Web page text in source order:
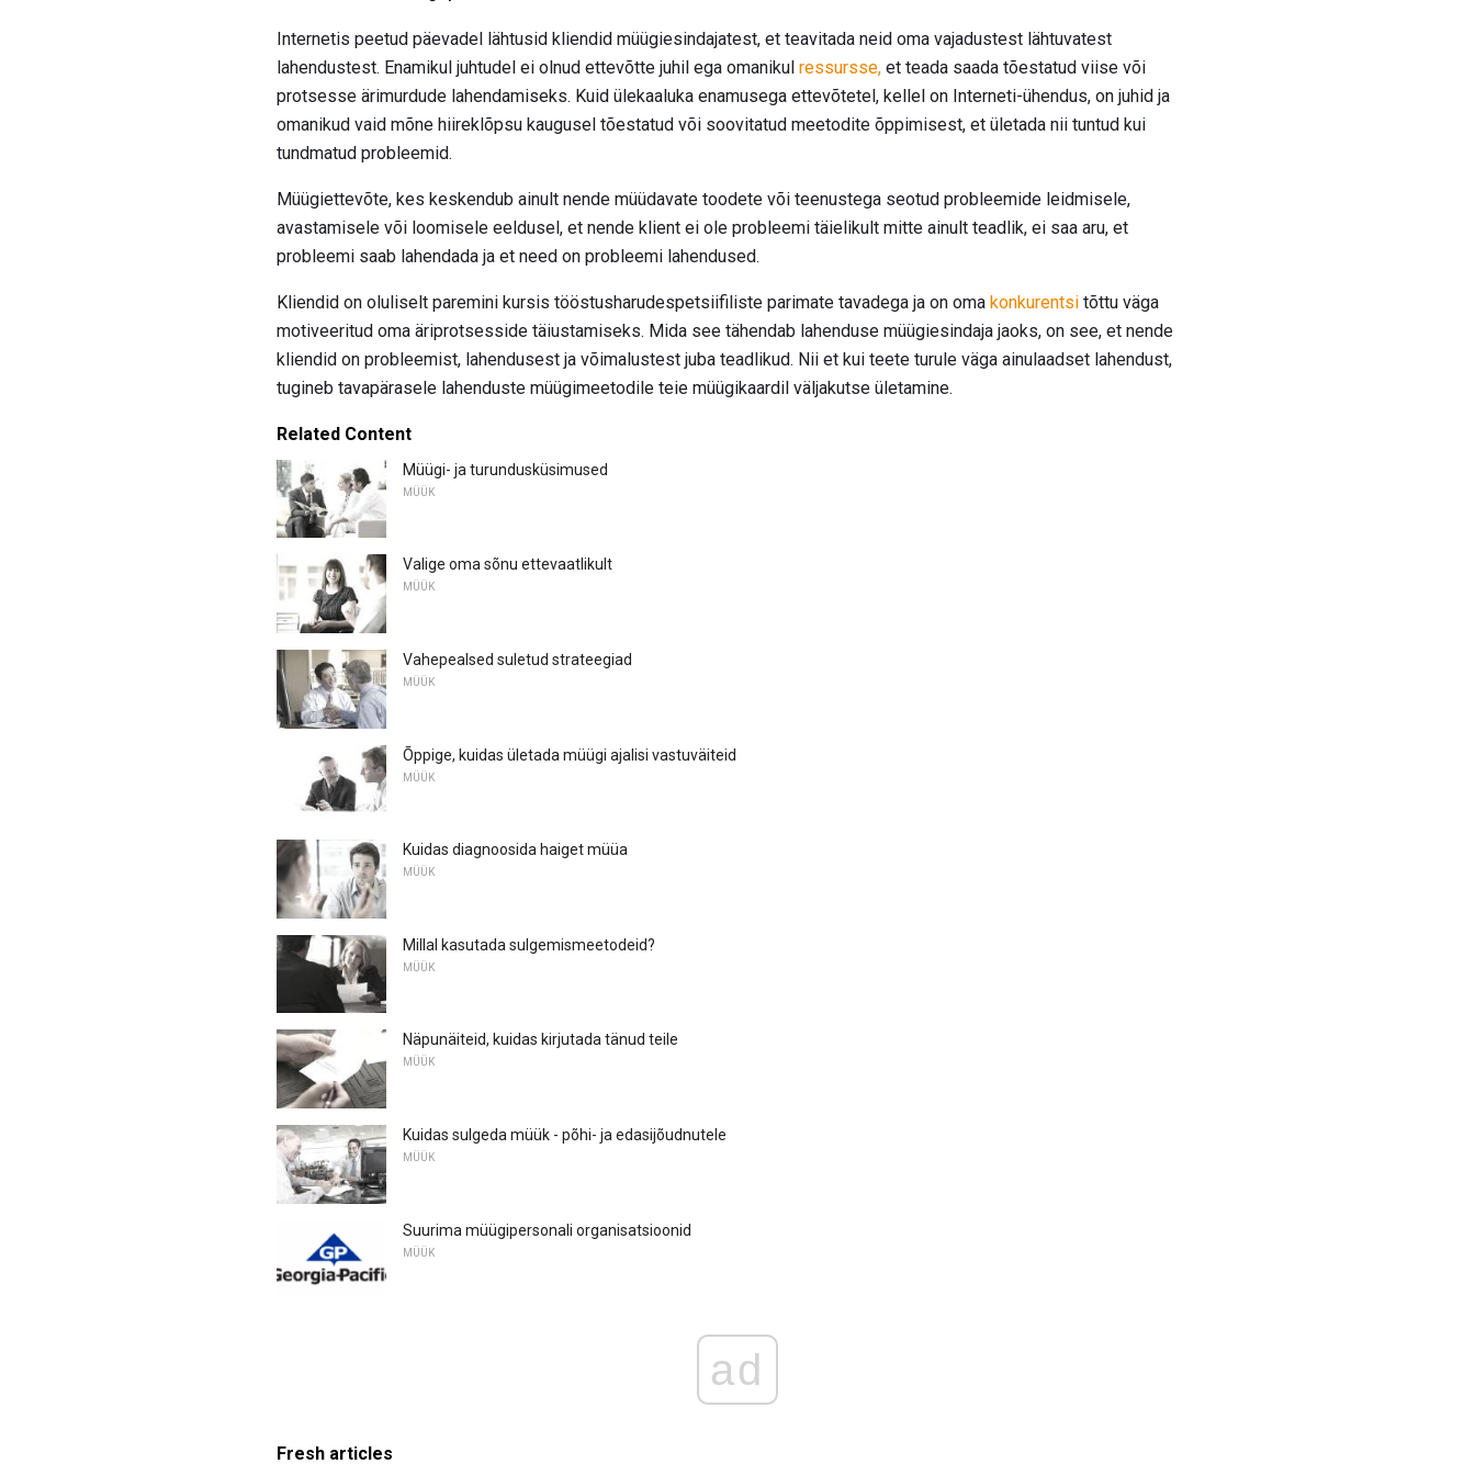
Internetis peetud päevadel lähtusid kliendid müügiesindajatest, et teavitada neid oma vajadustest lähtuvatest
lahendustest. Enamikul juhtudel ei olnud ettevõtte juhil ega omanikul ressursse, et teada saada tõestatud viise või
protsesse ärimurdude lahendamiseks. Kuid ülekaaluka enamusega ettevõtetel, kellel on Interneti-ühendus, on juhid ja
omanikud vaid mõne hiireklõpsu kaugusel tõestatud või soovitatud meetodite õppimisest, et ületada nii tuntud kui
tundmatud probleemid.
Müügiettevõte, kes keskendub ainult nende müüdavate toodete või teenustega seotud probleemide leidmisele,
avastamisele või loomisele eeldusel, et nende klient ei ole probleemi täielikult mitte ainult teadlik, ei saa aru, et
probleemi saab lahendada ja et need on probleemi lahendused.
Kliendid on oluliselt paremini kursis tööstusharudespetsiifiliste parimate tavadega ja on oma konkurentsi tõttu väga
motiveeritud oma äriprotsesside täiustamiseks. Mida see tähendab lahenduse müügiesindaja jaoks, on see, et nende
kliendid on probleemist, lahendusest ja võimalustest juba teadlikud. Nii et kui teete turule väga ainulaadset lahendust,
tugineb tavapärasele lahenduste müügimeetodile teie müügikaardil väljakutse ületamine.
Related Content
Müügi- ja turundusküsimused
MÜÜK
Valige oma sõnu ettevaatlikult
MÜÜK
Vahepealsed suletud strateegiad
MÜÜK
Õppige, kuidas ületada müügi ajalisi vastuväiteid
MÜÜK
Kuidas diagnoosida haiget müüa
MÜÜK
Millal kasutada sulgemismeetodeid?
MÜÜK
Näpunäiteid, kuidas kirjutada tänud teile
MÜÜK
Kuidas sulgeda müük - põhi- ja edasijõudnutele
MÜÜK
Suurima müügipersonali organisatsioonid
MÜÜK
ad
Fresh articles